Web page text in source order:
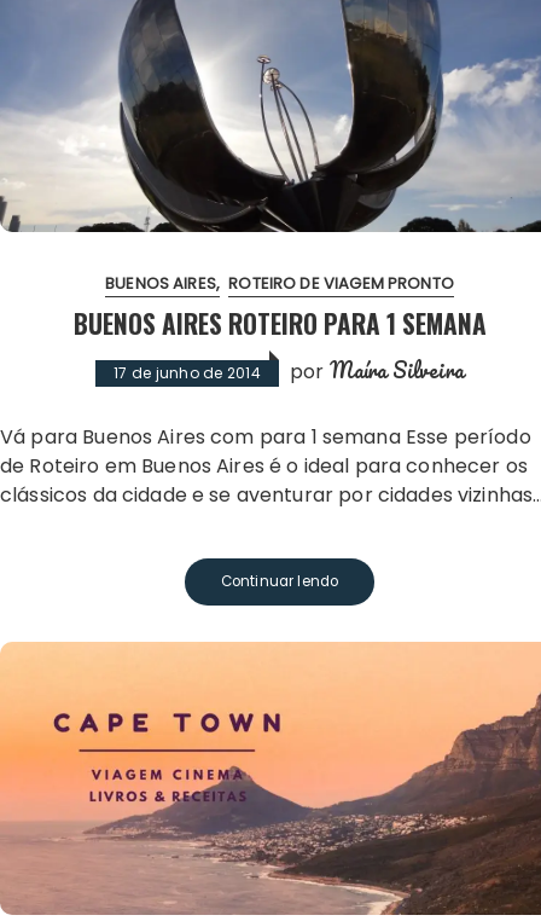
BUENOS AIRES ROTEIRO DE VIAGEM PRONTO
BUENOS AIRES ROTEIRO PARA 1 SEMANA
17 de junho de 2014 por Maíra Silveira
Vá para Buenos Aires com para 1 semana Esse período
de Roteiro em Buenos Aires é o ideal para conhecer os
clássicos da cidade e se aventurar por cidades
Continuar lendo